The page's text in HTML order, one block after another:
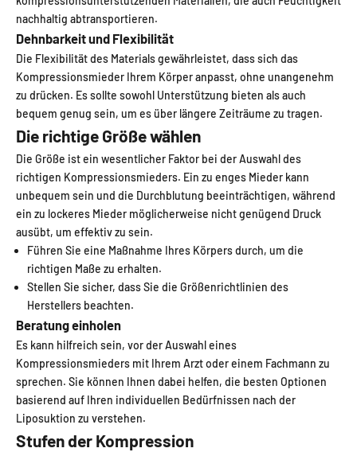
nachhaltig abtransportieren.
Dehnbarkeit und Flexibilität
Die Flexibilität des Materials gewährleistet, dass sich das
Kompressionsmieder Ihrem Körper anpasst, ohne unangenehm
zu drücken. Es sollte sowohl Unterstützung bieten als auch
bequem genug sein, um es über längere Zeiträume zu tragen.
Die richtige Größe wählen
Die Größe ist ein wesentlicher Faktor bei der Auswahl des
richtigen Kompressionsmieders. Ein zu enges Mieder kann
unbequem sein und die Durchblutung beeinträchtigen, während
ein zu lockeres Mieder möglicherweise nicht genügend Druck
ausübt, um effektiv zu sein.
Führen Sie eine Maßnahme Ihres Körpers durch, um die
richtigen Maße zu erhalten.
Stellen Sie sicher, dass Sie die Größenrichtlinien des
Herstellers beachten.
Beratung einholen
Es kann hilfreich sein, vor der Auswahl eines
Kompressionsmieders mit Ihrem Arzt oder einem Fachmann zu
sprechen. Sie können Ihnen dabei helfen, die besten Optionen
basierend auf Ihren individuellen Bedürfnissen nach der
Liposuktion zu verstehen.
Stufen der Kompression